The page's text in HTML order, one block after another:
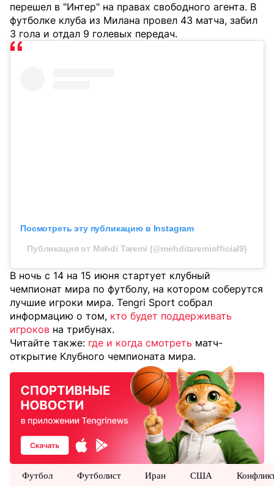
перешел в "Интер" на правах свободного агента. В
футболке клуба из Милана провел 43 матча, забил
3 гола и отдал 9 голевых передач.
Посмотреть эту публикацию в Instagram
Публикация от Mehdi Taremi (@mehditaremiofficial9)
В ночь с 14 на 15 июня стартует клубный
чемпионат мира по футболу, на котором соберутся
лучшие игроки мира. Tengri Sport собрал
информацию о том, кто будет поддерживать
игроков на трибунах.
Читайте также: где и когда смотреть матч-
открытие Клубного чемпионата мира.
Футбол Футболист Иран США